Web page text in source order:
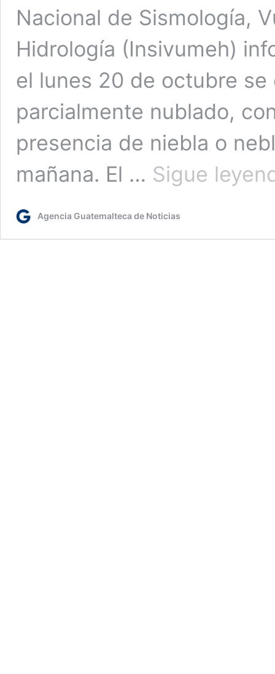
Nacional de Sismología,
Hidrología (Insivumeh)
el lunes 20 de octubre
parcialmente nublado,
presencia de niebla o
mañana. El … Sigue
Agencia Guatemalteca de Noticias